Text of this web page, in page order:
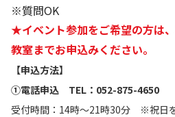
※質問OK
★イベント参加をご希望の方は
教室までお申込みください。
【申込方法】
①電話申込 TEL：052-875-4650
受付時間：14時～21時30分 ※祝日